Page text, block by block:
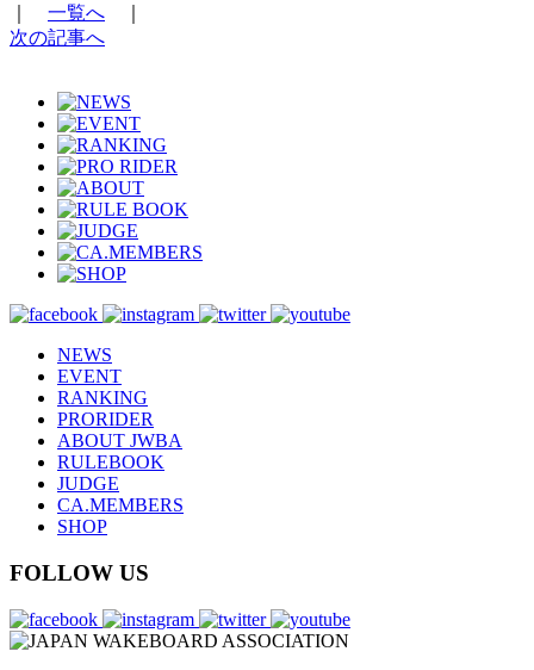
一覧へ
次の記事へ
NEWS
EVENT
RANKING
PRORIDER
ABOUT JWBA
RULEBOOK
JUDGE
CA.MEMBERS
SHOP
FOLLOW US